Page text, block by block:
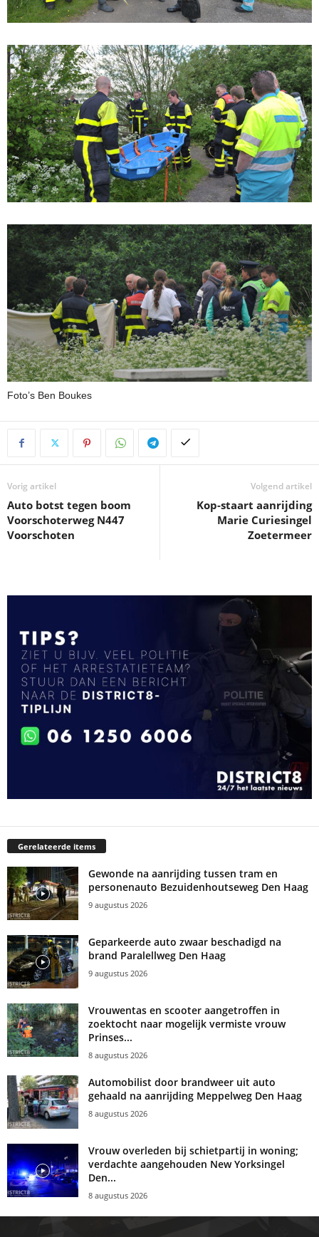
Foto’s Ben Boukes
Vorig artikel
Auto botst tegen boom
Voorschoterweg N447
Voorschoten
Volgend artikel
Kop-staart aanrijding
Marie Curiesingel
Zoetermeer
Gerelateerde items
Gewonde na aanrijding tussen tram en
personenauto Bezuidenhoutseweg Den Haag
9 augustus 2026
Geparkeerde auto zwaar beschadigd na
brand Paralellweg Den Haag
9 augustus 2026
Vrouwentas en scooter aangetroffen in
zoektocht naar mogelijk vermiste vrouw
Prinses...
8 augustus 2026
Automobilist door brandweer uit auto
gehaald na aanrijding Meppelweg Den Haag
8 augustus 2026
Vrouw overleden bij schietpartij in woning;
verdachte aangehouden New Yorksingel
Den...
8 augustus 2026